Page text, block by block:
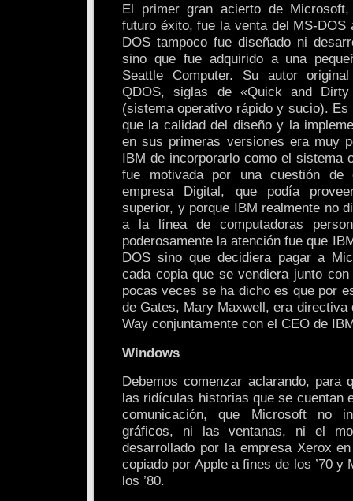
El primer gran acierto de
futuro éxito, fue la venta del MS-DOS
DOS tampoco fue diseñado ni
sino que fue adquirido a una
Seattle Computer. Su autor
QDOS, siglas de «Quick and Dirty
(sistema operativo rápido y sucio). Es
que la calidad del diseño y la
en sus primeras versiones era muy
IBM de incorporarlo como el sistema
fue motivada por una cuestión de
empresa Digital, que podía
superior, y porque IBM realmente no
a la línea de computadoras
poderosamente la atención fue que
DOS sino que decidiera pagar a
cada copia que se vendiera junto
pocas veces se ha dicho es que por
de Gates, Mary Maxwell, era directiva
Way conjuntamente con el CEO de
Windows
Debemos comenzar aclarando, para
las ridículas historias que se cuentan
comunicación, que Microsoft no
gráficos, ni las ventanas, ni el
desarrollado por la empresa Xerox
copiado por Apple a fines de los ’70 y
los ’80.